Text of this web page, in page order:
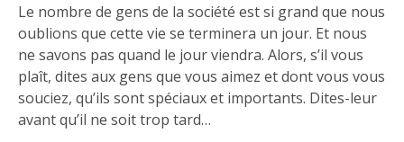
Le nombre de gens de la société est si grand que nous
oublions que cette vie se terminera un jour. Et nous
ne savons pas quand le jour viendra. Alors, s’il vous
plaît, dites aux gens que vous aimez et dont vous vous
souciez, qu’ils sont spéciaux et importants. Dites-leur
avant qu’il ne soit trop tard…